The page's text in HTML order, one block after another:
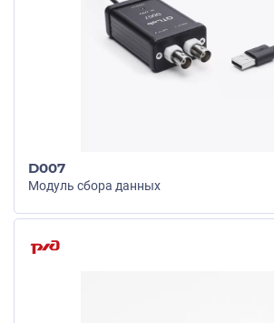
D007
Модуль сбора данных